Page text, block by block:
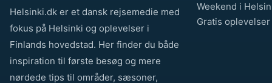
Helsinki.dk er et dansk rejsemedie med
fokus på Helsinki og oplevelser i
Finlands hovedstad. Her finder du både
inspiration til første besøg og mere
nørdede tips til områder, sæsoner,
Weekend i
Gratis oplevelser